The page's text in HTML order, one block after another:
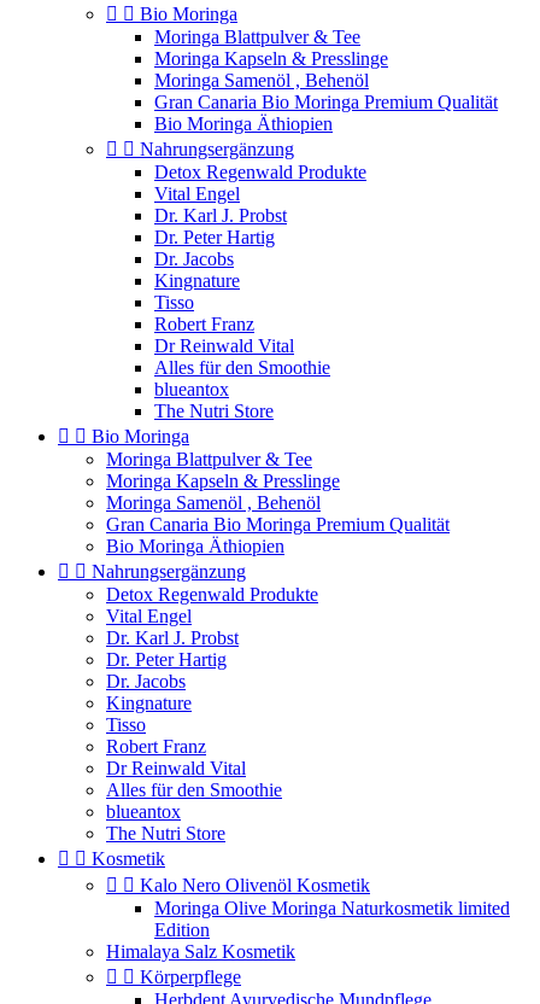
  Bio Moringa
Moringa Blattpulver & Tee
Moringa Kapseln & Presslinge
Moringa Samenöl , Behenöl
Gran Canaria Bio Moringa Premium Qualität
Bio Moringa Äthiopien
  Nahrungsergänzung
Detox Regenwald Produkte
Vital Engel
Dr. Karl J. Probst
Dr. Peter Hartig
Dr. Jacobs
Kingnature
Tisso
Robert Franz
Dr Reinwald Vital
Alles für den Smoothie
blueantox
The Nutri Store
  Bio Moringa
Moringa Blattpulver & Tee
Moringa Kapseln & Presslinge
Moringa Samenöl , Behenöl
Gran Canaria Bio Moringa Premium Qualität
Bio Moringa Äthiopien
  Nahrungsergänzung
Detox Regenwald Produkte
Vital Engel
Dr. Karl J. Probst
Dr. Peter Hartig
Dr. Jacobs
Kingnature
Tisso
Robert Franz
Dr Reinwald Vital
Alles für den Smoothie
blueantox
The Nutri Store
  Kosmetik
  Kalo Nero Olivenöl Kosmetik
Moringa Olive Moringa Naturkosmetik limited
Edition
Himalaya Salz Kosmetik
  Körperpflege
Herbdent Ayurvedische Mundpflege